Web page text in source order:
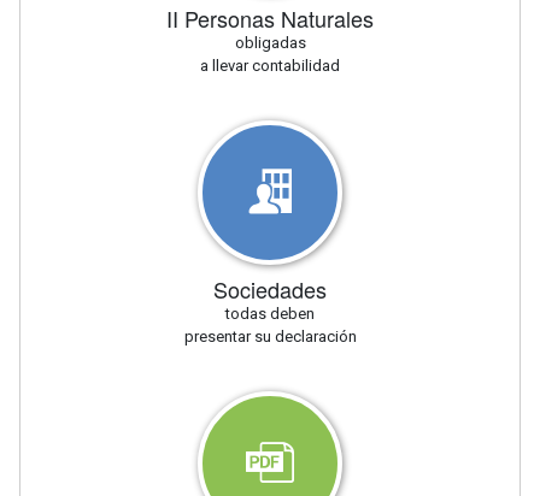
II Personas Naturales
obligadas
a llevar contabilidad
Sociedades
todas deben
presentar su declaración